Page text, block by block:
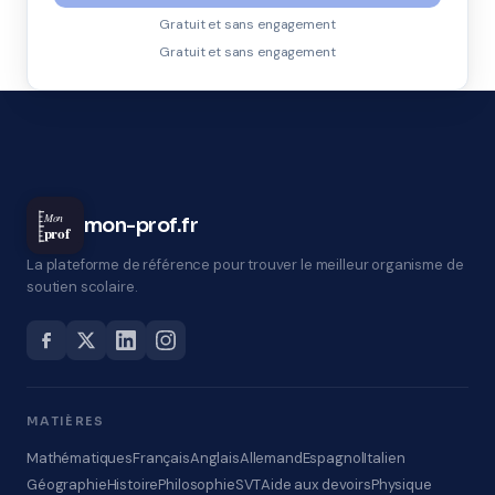
Gratuit et sans engagement
Gratuit et sans engagement
Mon
prof mon-prof.fr
La plateforme de référence pour trouver le meilleur organisme de
soutien scolaire.
MATIÈRES
MathématiquesFrançaisAnglaisAllemandEspagnolItalien
GéographieHistoirePhilosophieSVTAide aux devoirsPhysique